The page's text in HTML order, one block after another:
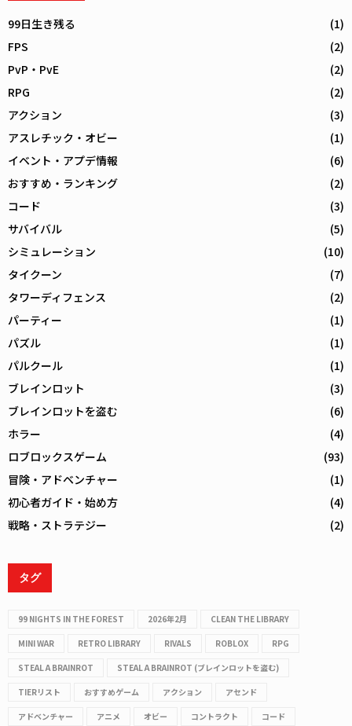
99日生き残る
(1)
FPS
(2)
PvP・PvE
(2)
RPG
(2)
アクション
(3)
アスレチック・オビー
(1)
イベント・アプデ情報
(6)
おすすめ・ランキング
(2)
コード
(3)
サバイバル
(5)
シミュレーション
(10)
タイクーン
(7)
タワーディフェンス
(2)
パーティー
(1)
パズル
(1)
パルクール
(1)
ブレインロット
(3)
ブレインロットを盗む
(6)
ホラー
(4)
ロブロックスゲーム
(93)
冒険・アドベンチャー
(1)
初心者ガイド・始め方
(4)
戦略・ストラテジー
(2)
タグ
99 NIGHTS IN THE FOREST 2026年2月 CLEAN THE LIBRARY
MINI WAR RETRO LIBRARY RIVALS ROBLOX RPG
STEAL A BRAINROT STEAL A BRAINROT (ブレインロットを盗む)
TIERリスト おすすめゲーム アクション アセンド
アドベンチャー アニメ オビー コントラクト コード